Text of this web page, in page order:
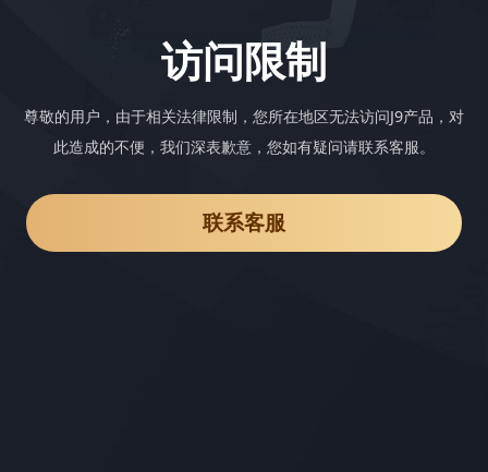
访问限制
尊敬的用户，由于相关法律限制，您所在地区无法访问J9产品，对
此造成的不便，我们深表歉意，您如有疑问请联系客服。
联系客服